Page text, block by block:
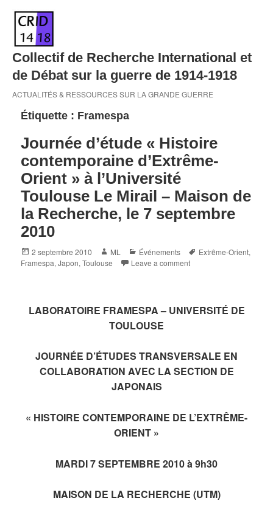
content
Collectif de Recherche International et
de Débat sur la guerre de 1914-1918
ACTUALITÉS & RESSOURCES SUR LA GRANDE GUERRE
Étiquette : Framespa
Journée d’étude « Histoire
contemporaine d’Extrême-
Orient » à l’Université
Toulouse Le Mirail – Maison de
la Recherche, le 7 septembre
2010
Posted
on
2 septembre 2010 Author
ML Categories
Événements Tags
Extrême-Orient,
Framespa,Japon,Toulouse Leave a comment
LABORATOIRE FRAMESPA – UNIVERSITÉ DE
TOULOUSE
JOURNÉE D’ÉTUDES TRANSVERSALE EN
COLLABORATION AVEC LA SECTION DE
JAPONAIS
« HISTOIRE CONTEMPORAINE DE L’EXTRÊME-
ORIENT »
MARDI 7 SEPTEMBRE 2010 à 9h30
MAISON DE LA RECHERCHE (UTM)